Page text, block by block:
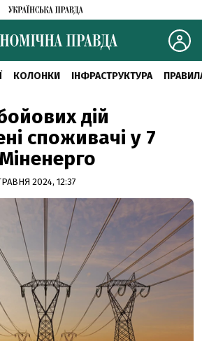
КОЛОНКИ ІНФРАСТРУКТУРА
дій
споживачі у 7
2024, 12:37